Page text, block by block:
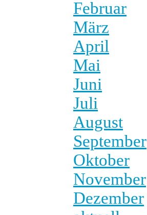
Februar
März
April
Mai
Juni
Juli
August
September
Oktober
November
Dezember